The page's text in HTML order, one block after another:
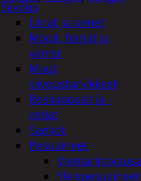
Siivous
Liinat ja sienet
Mopit, harjat ja
varret
Muut
siivoustarvikkeet
Roskapussit ja -
astiat
Sankot
Pesuaineet
Yleispesuaineet